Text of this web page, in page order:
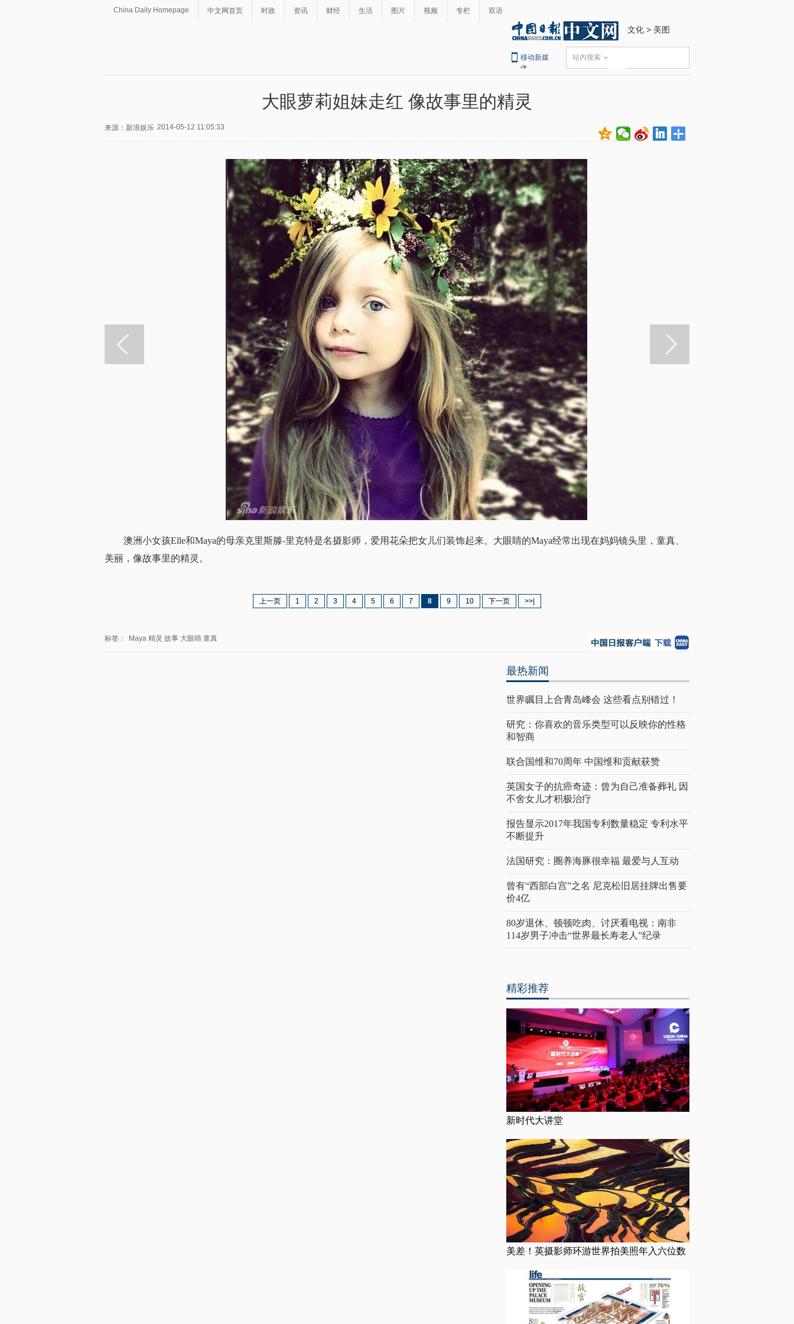
China Daily Homepage 中文网首页 时政 资讯 财经 生活 图片 视频 专栏 双语
文化 > 美图
移动新媒
体
站内搜索
大眼萝莉姐妹走红 像故事里的精灵
来源：新浪娱乐 2014-05-12 11:05:33
澳洲小女孩Elle和Maya的母亲克里斯滕-里克特是名摄影师，爱用花朵把女儿们装饰起来。大眼睛的Maya经常出现在妈妈镜头里，童真、
美丽，像故事里的精灵。
上一页 1 2 3 4 5 6 7 8 9 10 下一页 >>|
标签： Maya 精灵 故事 大眼睛 童真
最热新闻
世界瞩目上合青岛峰会 这些看点别错过！
研究：你喜欢的音乐类型可以反映你的性格
和智商
联合国维和70周年 中国维和贡献获赞
英国女子的抗癌奇迹：曾为自己准备葬礼 因
不舍女儿才积极治疗
报告显示2017年我国专利数量稳定 专利水平
不断提升
法国研究：圈养海豚很幸福 最爱与人互动
曾有“西部白宫”之名 尼克松旧居挂牌出售要
价4亿
80岁退休、顿顿吃肉、讨厌看电视：南非
114岁男子冲击“世界最长寿老人”纪录
精彩推荐
新时代大讲堂
美差！英摄影师环游世界拍美照年入六位数